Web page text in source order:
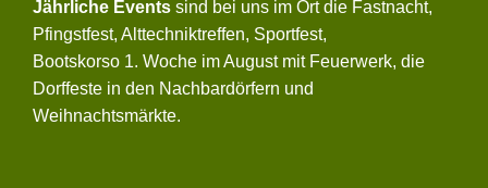
Jährliche Events sind bei uns im Ort die Fastnacht,
Pfingstfest, Alttechniktreffen, Sportfest,
Bootskorso 1. Woche im August mit Feuerwerk, die
Dorffeste in den Nachbardörfern und
Weihnachtsmärkte.